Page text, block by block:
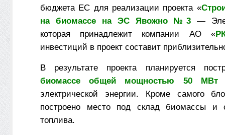
бюджета ЕС для реализации проекта «
на биомассе на ЭС Явожно №3 —
которая принадлежит компании АО «
инвестиций в проект составит
В результате проекта планируется
биомассе общей мощностью 50 МВт
электрической энергии. Кроме самого
построено место под склад биомассы и
топлива.